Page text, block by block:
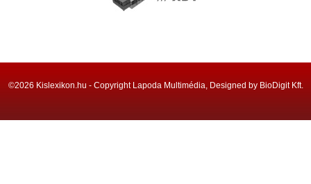
©2026 Kislexikon.hu - Copyright Lapoda Multimédia, Designed by BioDigit Kft.